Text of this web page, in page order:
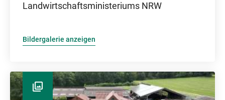
Landwirtschaftsministeriums NRW
Bildergalerie anzeigen